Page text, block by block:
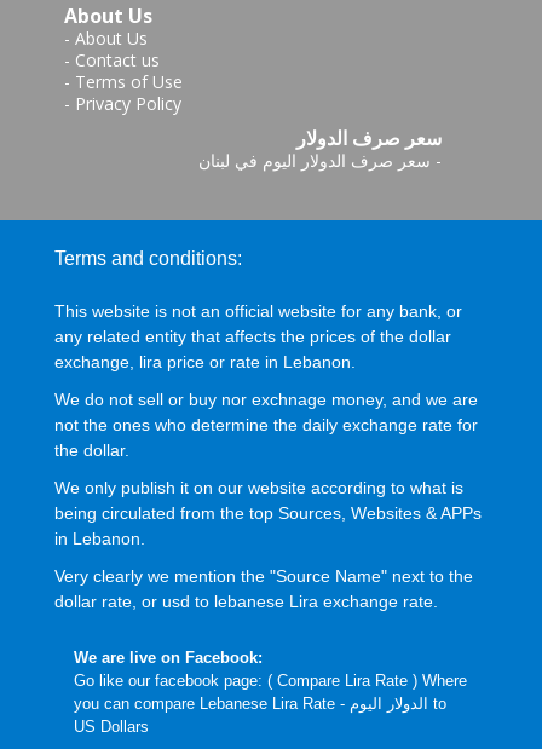
About Us
- About Us
- Contact us
- Terms of Use
- Privacy Policy
سعر صرف الدولار
- سعر صرف الدولار اليوم في لبنان
Terms and conditions:
This website is not an official website for any bank, or
any related entity that affects the prices of the dollar
exchange, lira price or rate in Lebanon.
We do not sell or buy nor exchnage money, and we are
not the ones who determine the daily exchange rate for
the dollar.
We only publish it on our website according to what is
being circulated from the top Sources, Websites & APPs
in Lebanon.
Very clearly we mention the "Source Name" next to the
dollar rate, or usd to lebanese Lira exchange rate.
We are live on Facebook:
Go like our facebook page: ( Compare Lira Rate) Where
you can compare Lebanese Lira Rate - الدولار اليوم to
US Dollars